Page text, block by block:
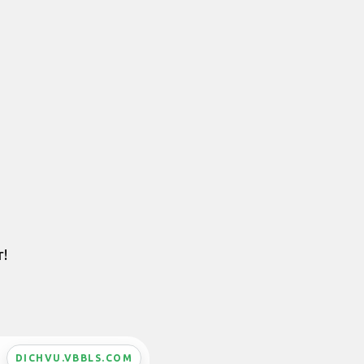
DICHVU.VBBLS.COM